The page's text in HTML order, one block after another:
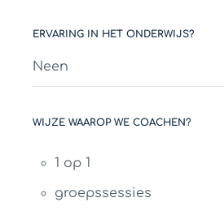
ERVARING IN HET ONDERWIJS?
Neen
WIJZE WAAROP WE COACHEN?
1 op 1
groepssessies